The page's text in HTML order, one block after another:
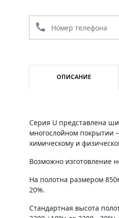
call
ОПИСАНИЕ
Серия U представлена
многослойном покрытии
химическому и
Возможно изготовление
На полотна размером
20%.
Стандартная высота